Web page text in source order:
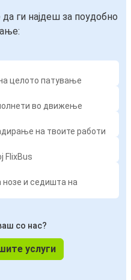
ги најдеш за поудобно
целото патување
во движење
на твоите работи
FlixBus
и седишта на
со нас?
услуги